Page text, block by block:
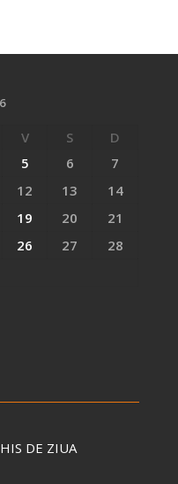
V S
D
5 6
7
12 13
14
19 20
21
26 27
28
DE ZIUA